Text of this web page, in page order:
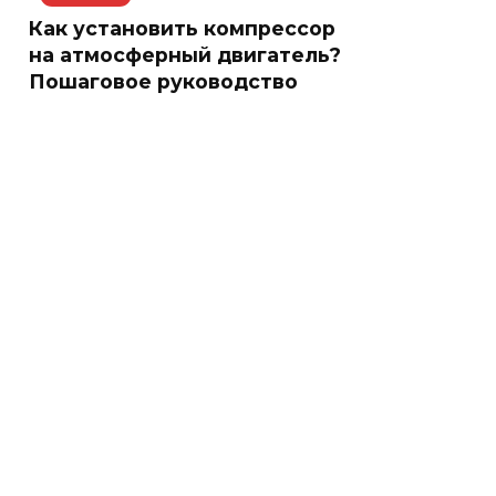
Как установить компрессор
на атмосферный двигатель?
Пошаговое руководство